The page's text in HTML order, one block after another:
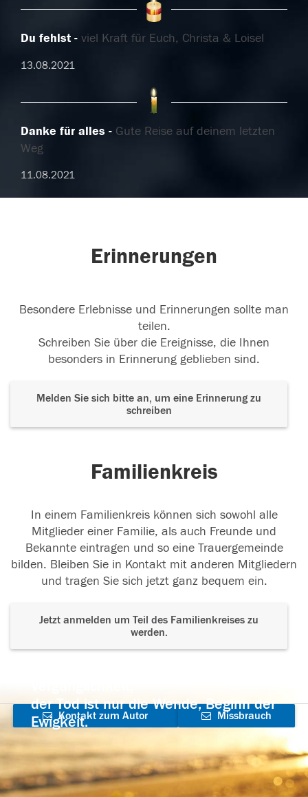
Du fehlst viel Kraft für Euch, Christa & Loisel
13.08.2021
Danke für alles
Gute Reise auf deinem letzten
Weg
11.08.2021
Erinnerungen
Besondere Erlebnisse und Erinnerungen sollte man
teilen.
Schreiben Sie über die Ereignisse, die Ihnen
besonders in Erinnerung geblieben sind.
Melden Sie sich bitte an, um eine Erinnerung zu
schreiben
Familienkreis
In einem Familienkreis können sich sowohl alle
Mitglieder einer Familie, als auch Freunde und
Bekannte eintragen und so eine Trauergemeinde
bilden. Bleiben Sie in Kontakt mit anderen Mitgliedern
und tragen Sie sich jetzt ganz bequem ein.
Jetzt anmelden um Teil des Familienkreises zu
werden.
der Tod ist nur die Wende, Beginn der
Ewigkeit.
Kontakt zum Autor
aufnehmen
Missbrauch